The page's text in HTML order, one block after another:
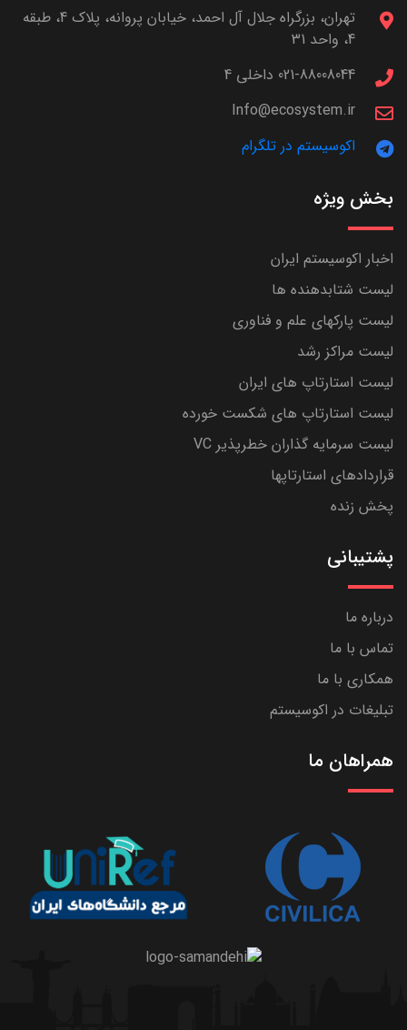
تهران، بزرگراه جلال آل احمد، خیابان پروانه، پلاک 4، طبقه
4، واحد 31
021-88008044 داخلی 4
Info@ecosystem.ir
اکوسیستم در تلگرام
بخش ویژه
اخبار اکوسیستم ایران
لیست شتابدهنده ها
لیست پارکهای علم و فناوری
لیست مراکز رشد
لیست استارتاپ های ایران
لیست استارتاپ های شکست خورده
لیست سرمایه گذاران خطرپذیر VC
قراردادهای استارتاپها
پخش زنده
پشتیبانی
درباره ما
تماس با ما
همکاری با ما
تبلیغات در اکوسیستم
همراهان ما